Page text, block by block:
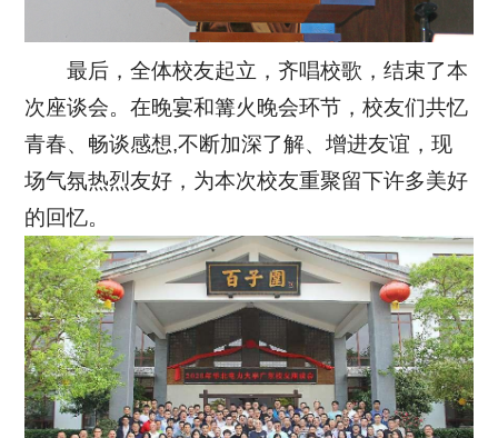
最后，全体校友起立，齐唱校歌，结束了本
次座谈会。在晚宴和篝火晚会环节，校友们共忆
青春、畅谈感想,不断加深了解、增进友谊，现
场气氛热烈友好，为本次校友重聚留下许多美好
的回忆。